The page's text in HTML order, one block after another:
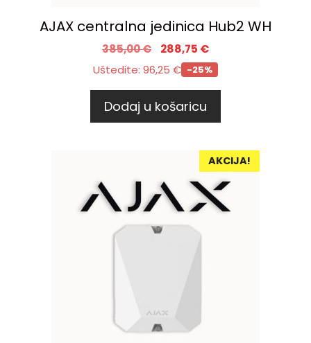
AJAX centralna jedinica Hub2 WH
385,00€ 288,75 €
Uštedite: 96,25 € -25%
Dodaj u košaricu
AKCIJA!